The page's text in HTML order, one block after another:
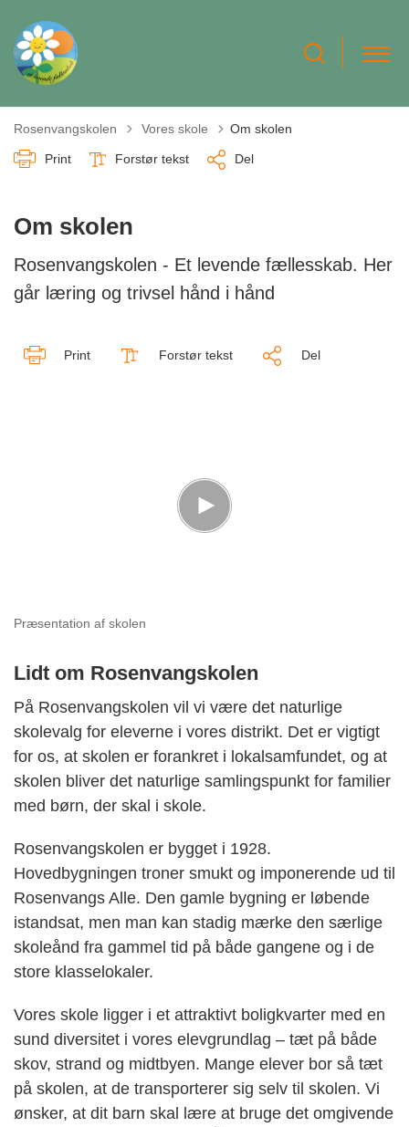
Rosenvangskolen Tilbage til
Vores skole Om skolen
Print Forstør tekst Del
Om skolen
Rosenvangskolen - Et levende fællesskab. Her
går læring og trivsel hånd i hånd
Print Forstør tekst Del
Præsentation af skolen
Lidt om Rosenvangskolen
På Rosenvangskolen vil vi være det naturlige
skolevalg for eleverne i vores distrikt. Det er vigtigt
for os, at skolen er forankret i lokalsamfundet, og at
skolen bliver det naturlige samlingspunkt for familier
med børn, der skal i skole.
Rosenvangskolen er bygget i 1928.
Hovedbygningen troner smukt og imponerende ud til
Rosenvangs Alle. Den gamle bygning er løbende
istandsat, men man kan stadig mærke den særlige
skoleånd fra gammel tid på både gangene og i de
store klasselokaler.
Vores skole ligger i et attraktivt boligkvarter med en
sund diversitet i vores elevgrundlag – tæt på både
skov, strand og midtbyen. Mange elever bor så tæt
på skolen, at de transporterer sig selv til skolen. Vi
ønsker, at dit barn skal lære at bruge det omgivende